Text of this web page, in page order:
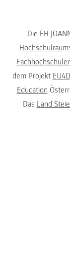
Die FH
dem Projekt
Education
Das Land